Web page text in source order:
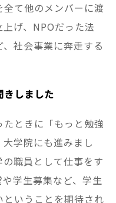
て他のメンバーに渡
げ、NPOだった法
社会事業に奔走する
きしました
たときに「もっと勉強
学院にも進みまし
職員として仕事をす
学生募集など、学生
いうことを期待され